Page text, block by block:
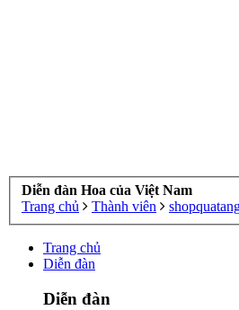
Diễn đàn Hoa của Việt Nam
Trang chủ
Thành viên
Trang chủ
Diễn đàn
Diễn đàn